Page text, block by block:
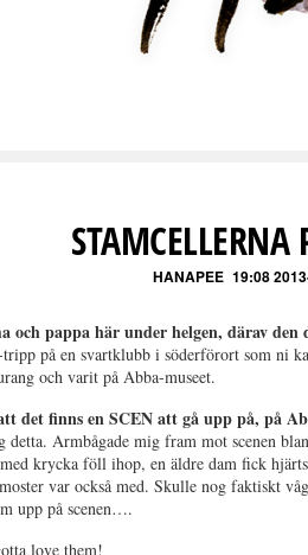
STAMCELLERNA
HANAPEE 19:08
och pappa här under helgen, därav den
på en svartklubb i söderförort som ni
och varit på Abba-museet.
det finns en SCEN att gå upp på, på
detta. Armbågade mig fram mot scenen
krycka föll ihop, en äldre dam fick
var också med. Skulle nog faktiskt
upp på scenen….
love them!